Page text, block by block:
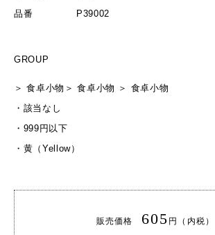
品番
P39002
GROUP
＞食卓小物 ＞食卓小物 ＞ 食卓小物
・ 該当なし
・ 999円以下
・ 黄（Yellow）
販売価格 605 円（内税）